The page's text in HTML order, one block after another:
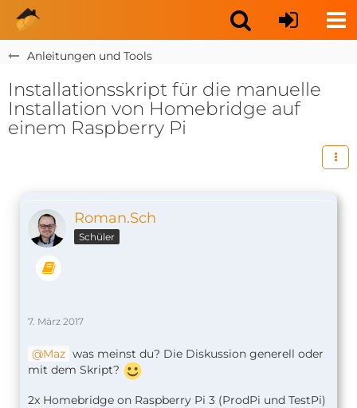
Anleitungen und Tools
Installationsskript für die manuelle
Installation von Homebridge auf
einem Raspberry Pi
Roman.Sch
Schüler
7. März 2017
Maz was meinst du? Die Diskussion generell oder
mit dem Skript?
2x Homebridge on Raspberry Pi 3 (ProdPi und TestPi)